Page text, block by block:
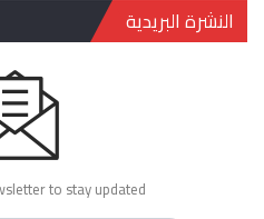
النشرة البريدية
to stay updated.